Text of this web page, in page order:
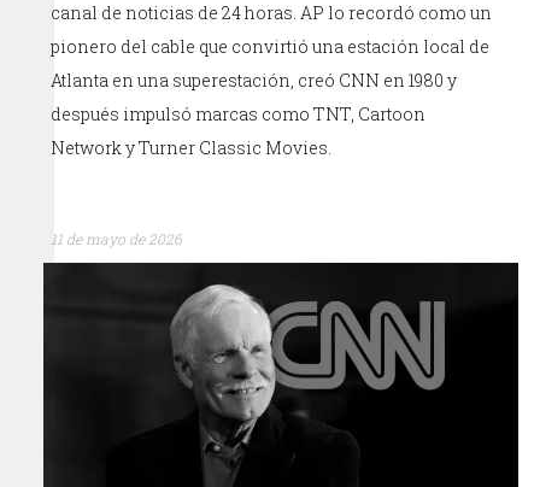
canal de noticias de 24 horas. AP lo recordó como un
pionero del cable que convirtió una estación local de
Atlanta en una superestación, creó CNN en 1980 y
después impulsó marcas como TNT, Cartoon
Network y Turner Classic Movies.
11 de mayo de 2026